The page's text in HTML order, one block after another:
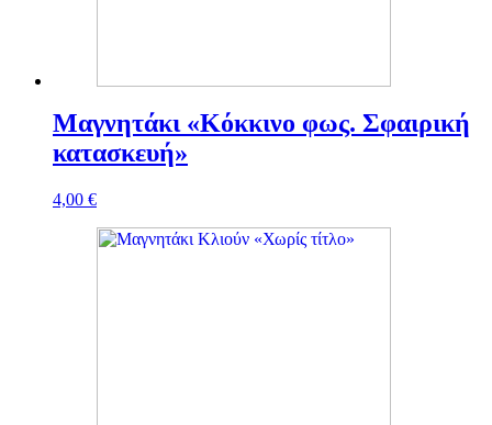
Μαγνητάκι «Κόκκινο φως. Σφαιρική
κατασκευή»
4,00 €